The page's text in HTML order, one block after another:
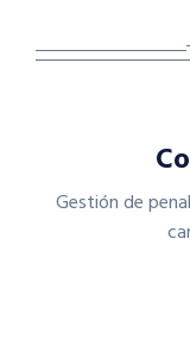
Gestión de